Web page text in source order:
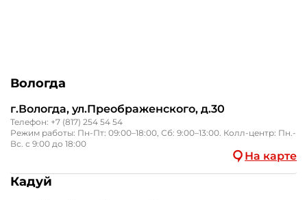
Вологда
г.Вологда, ул.Преображенского, д.30
Телефон: +7 (817) 254 54 54
Режим работы: Пн-Пт: 09:00–18:00, Сб: 9:00–13:00. Колл-центр: Пн.-
Вс. с 9:00 до 18:00
На карте
Кадуй